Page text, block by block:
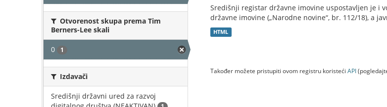
Otvorenost skupa prema Tim
Berners-Lee skali
0 1
Izdavači
Središnji državni ured za razvoj
Središnji registar državne imovine uspostavljen je i
državne imovine („Narodne novine“, br. 112/18), a
HTML
Također možete pristupiti ovom registru koristeći API